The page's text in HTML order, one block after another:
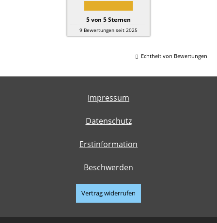
5von 5Sternen
9 Bewertungen seit 2025
Echtheit von Bewertungen
Impressum
Datenschutz
Erstinformation
Beschwerden
Vertrag widerrufen